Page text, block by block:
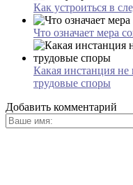
Как устроиться в
Что означает мера
Какая инстанция не
трудовые споры
Добавить комментарий